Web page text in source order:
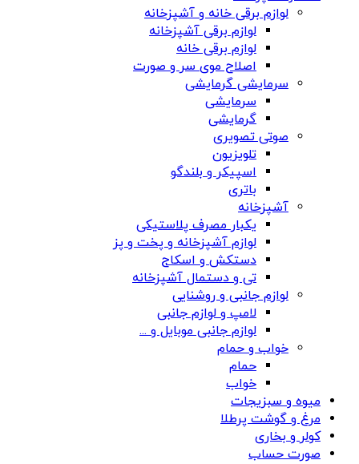
لوازم برقی خانه و آشپزخانه
لوازم برقی آشپزخانه
لوازم برقی خانه
اصلاح موی سر و صورت
سرمایشی گرمایشی
سرمایشی
گرمایشی
صوتی تصویری
تلویزیون
اسپیکر و بلندگو
باتری
آشپزخانه
یکبار مصرف پلاستیکی
لوازم آشپزخانه و پخت و پز
دستکش و اسکاج
تی و دستمال آشپزخانه
لوازم جانبی و روشنایی
لامپ و لوازم جانبی
لوازم جانبی موبایل و ...
خواب و حمام
حمام
خواب
میوه و سبزیجات
مرغ و گوشت پرطلا
کولر و بخاری
صورت حساب